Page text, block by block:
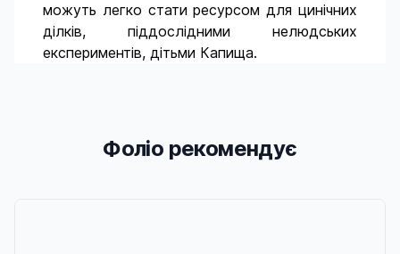
можуть легко стати ресурсом для цинічних
ділків, піддослідними нелюдських
експериментів, дітьми Капища.
Фоліо рекомендує